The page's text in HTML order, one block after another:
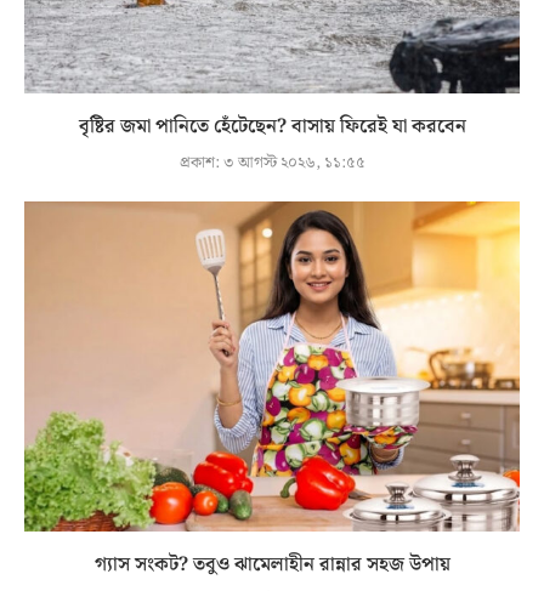
বৃষ্টির জমা পানিতে হেঁটেছেন? বাসায় ফিরেই যা করবেন
প্রকাশ:৩ আগস্ট ২০২৬, ১১:৫৫
গ্যাস সংকট? তবুও ঝামেলাহীন রান্নার সহজ উপায়